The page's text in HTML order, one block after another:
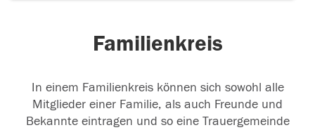
Familienkreis
In einem Familienkreis können sich sowohl alle
Mitglieder einer Familie, als auch Freunde und
Bekannte eintragen und so eine Trauergemeinde